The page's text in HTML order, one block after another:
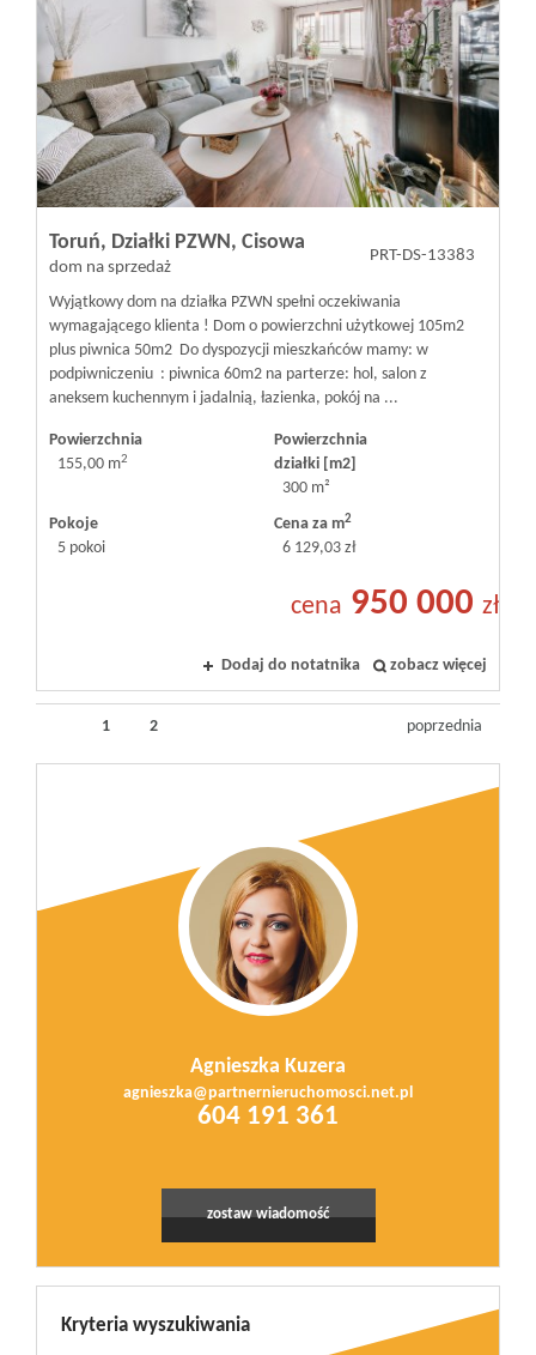
Toruń, Działki PZWN, Cisowa
dom na sprzedaż
PRT-DS-13383
Wyjątkowy dom na działka PZWN spełni oczekiwania
wymagającego klienta ! Dom o powierzchni użytkowej 105m2
plus piwnica 50m2 Do dyspozycji mieszkańców mamy: w
podpiwniczeniu : piwnica 60m2 na parterze: hol, salon z
aneksem kuchennym i jadalnią, łazienka, pokój na ...
Powierzchnia
155,00 m2
Powierzchnia
działki [m2]
300 m²
Pokoje
5 pokoi
Cena za m2
6 129,03 zł
cena 950 000 zł
Dodaj do notatnika zobacz więcej
1 2 poprzednia
Agnieszka Kuzera
agnieszka@partnernieruchomosci.net.pl
604 191 361
zostaw wiadomość
Kryteria wyszukiwania